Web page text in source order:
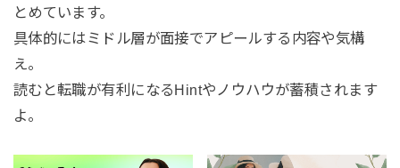
とめています。
具体的にはミドル層が面接でアピールする内容や気構
え。
読むと転職が有利になるHintやノウハウが蓄積されます
よ。